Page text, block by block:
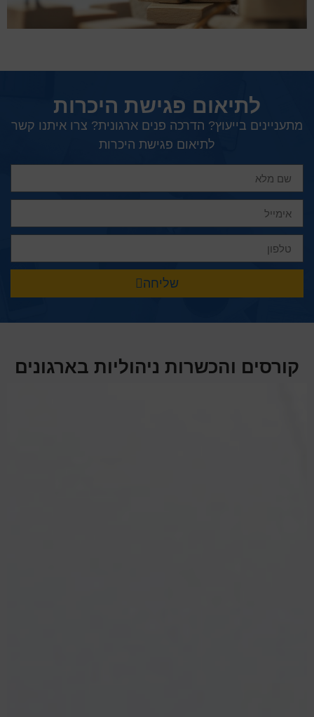
לתיאום פגישת היכרות
מתעניינים בייעוץ? הדרכה פנים ארגונית? צרו איתנו קשר
לתיאום פגישת היכרות
שליחה
קורסים והכשרות ניהוליות בארגונים